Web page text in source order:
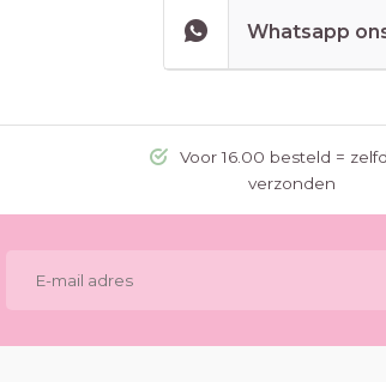
Whatsapp
Voor 16.00 besteld =
verzonden